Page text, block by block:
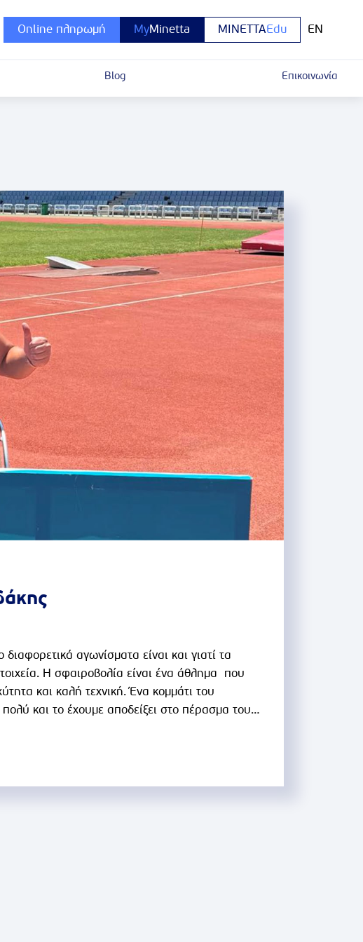
Online πληρωμή MyMinetta MINETTAEdu EN
Blog Επικοινωνία
αγωνίσματα είναι και γιατί τα
Η σφαιροβολία είναι ένα άθλημα που
και καλή τεχνική. Ένα κομμάτι του
και το έχουμε αποδείξει στο πέρασμα του